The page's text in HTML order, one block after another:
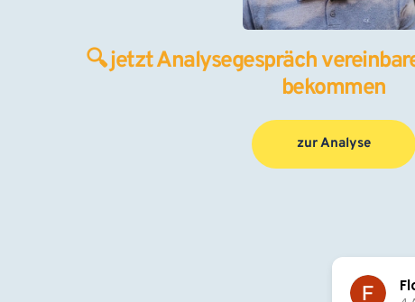
🔍 jetzt Analysegespräch
bekommen
zur Analyse